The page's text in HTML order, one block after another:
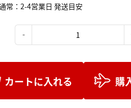
常：2-4営業日 発送目安
カートに入れる 購